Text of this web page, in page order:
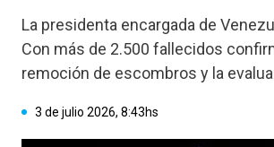
La presidenta encargada de
Con más de 2.500 fallecidos
remoción de escombros y la
3 de julio 2026, 8:43hs